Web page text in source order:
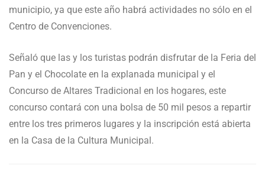
municipio, ya que este año habrá actividades no sólo en el
Centro de Convenciones.
Señaló que las y los turistas podrán disfrutar de la Feria del
Pan y el Chocolate en la explanada municipal y el
Concurso de Altares Tradicional en los hogares, este
concurso contará con una bolsa de 50 mil pesos a repartir
entre los tres primeros lugares y la inscripción está abierta
en la Casa de la Cultura Municipal.